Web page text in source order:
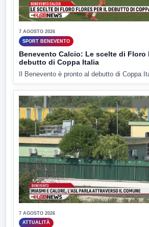
7 AGOSTO 2026
SPORT BENEVENTO
Benevento Calcio: Le scelte di Floro
debutto di Coppa Italia
Il Benevento è pronto al debutto di Coppa
7 AGOSTO 2026
ATTUALITÀ